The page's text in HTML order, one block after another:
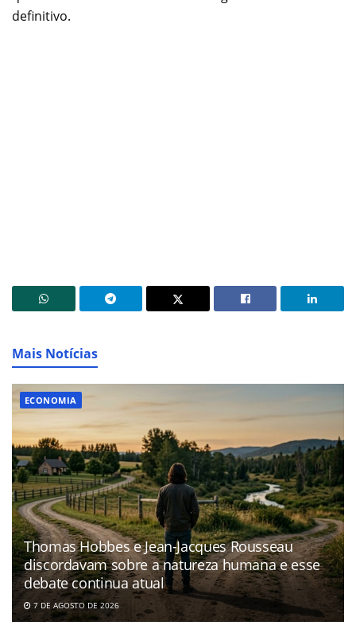
definitivo.
Mais Notícias
ECONOMIA
Thomas Hobbes e Jean-Jacques Rousseau
discordavam sobre a natureza humana e esse
debate continua atual
7 DE AGOSTO DE 2026